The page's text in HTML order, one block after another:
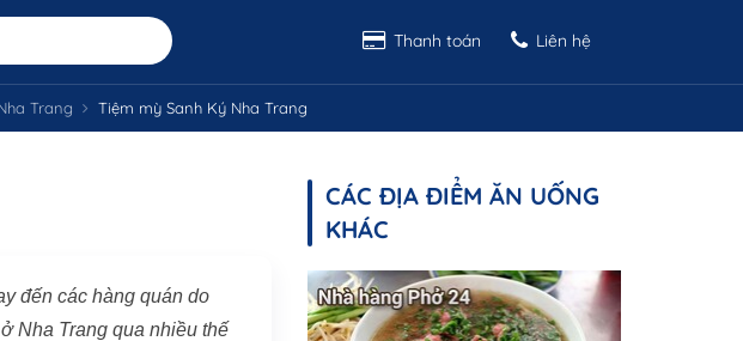
Thanh toán Liên hệ
Trang Tiệm mỳ Sanh Ký Nha Trang
đến các hàng quán do
Nha Trang qua nhiều thế
CÁC ĐỊA ĐIỂM ĂN UỐNG
KHÁC